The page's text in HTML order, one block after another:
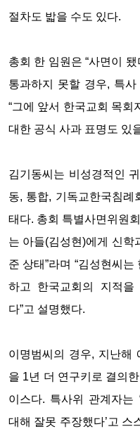
절차도 밟을 수도 있다.
총회 한 임원은 “사면이
통과하지 못할 경우, 특사
“그에 앞서 한국교회 목회
대한 공식 사과 표명도 있
김기동씨는 비성경적인
동, 통합, 기독교한국침
태다. 총회 특별사면위원
는 아들(김성현)에게 신학
준 상태”라며 “김성현씨
하고 한국교회의 지적
다”고 설명했다.
이명범씨의 경우, 지난해
을 1년 더 연구키로 결의
이스다. 특사위 관계자는
대해 잘못 주장했다’고 스